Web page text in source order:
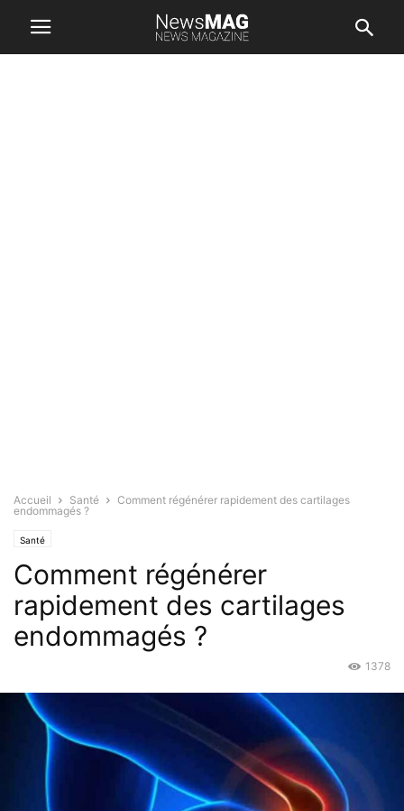
Accueil Santé
Comment régénérer rapidement des cartilages
endommagés ?
Santé
Comment régénérer
rapidement des cartilages
endommagés ?
1378